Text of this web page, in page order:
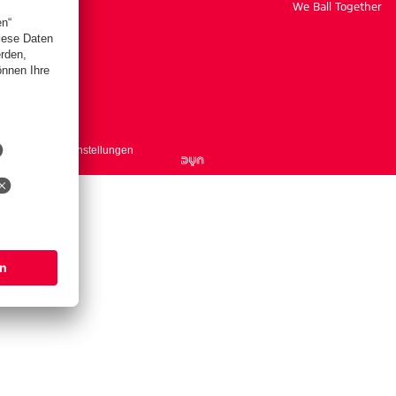
We Ball Together
Cookie-Einstellungen